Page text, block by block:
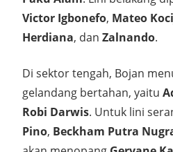
Victor Igbonefo, Mateo
Herdiana, dan Zalnando.
Di sektor tengah, Bojan
gelandang bertahan, yaitu
Robi Darwis. Untuk lini
Pino, Beckham Putra